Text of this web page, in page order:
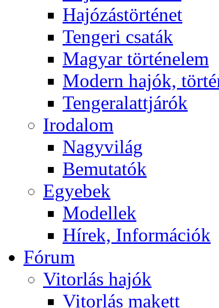
Hajózástörténet
Tengeri csaták
Magyar történelem
Modern hajók,
Tengeralattjárók
Irodalom
Nagyvilág
Bemutatók
Egyebek
Modellek
Hírek, Információk
Fórum
Vitorlás hajók
Vitorlás makett